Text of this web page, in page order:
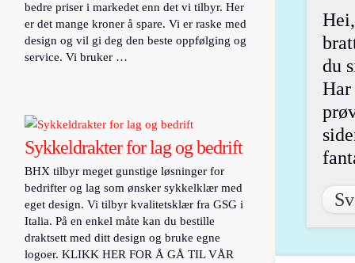
du
bedre priser i markedet enn det vi tilbyr. Her
er det mange kroner å spare. Vi er raske med
design og vil gi deg den beste oppfølging og
service. Vi bruker …
Sykkeldrakter for lag og bedrift
BHX tilbyr meget gunstige løsninger for
bedrifter og lag som ønsker sykkelklær med
eget design. Vi tilbyr kvalitetsklær fra GSG i
Italia. På en enkel måte kan du bestille
draktsett med ditt design og bruke egne
logoer. KLIKK HER FOR Å GÅ TIL VÅR